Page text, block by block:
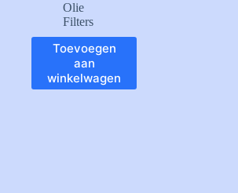
Olie
Filters
Toevoegen
aan
winkelwagen